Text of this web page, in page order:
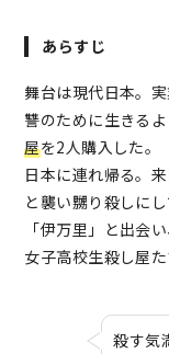
あらすじ
舞台は現代日本。
讐のために生きる
屋を2人購入した。
日本に連れ帰る。
と襲い嬲り殺しに
「伊万里」と出会
女子高校生殺し屋
殺す気